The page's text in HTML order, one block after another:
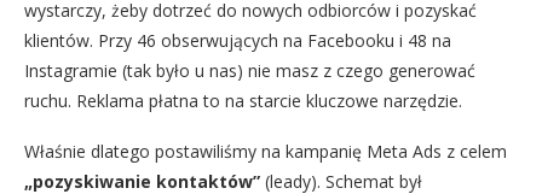
wystarczy, żeby dotrzeć do nowych odbiorców i pozyskać
klientów. Przy 46 obserwujących na Facebooku i 48 na
Instagramie (tak było u nas) nie masz z czego generować
ruchu. Reklama płatna to na starcie kluczowe narzędzie.
Właśnie dlatego postawiliśmy na kampanię Meta Ads z celem
„pozyskiwanie kontaktów” (leady). Schemat był